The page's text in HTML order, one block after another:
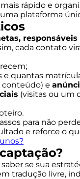
rápido e
plataforma
responsáveis
cada contato
e quantas
conteúdo) e
(visitas ou um
para não
e reforce o
se sua
tradução livre,